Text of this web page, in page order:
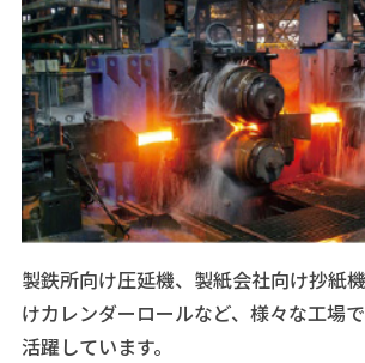
製鉄所向け圧延機、製紙会社向け抄紙
けカレンダーロールなど、様々な工場
活躍しています。